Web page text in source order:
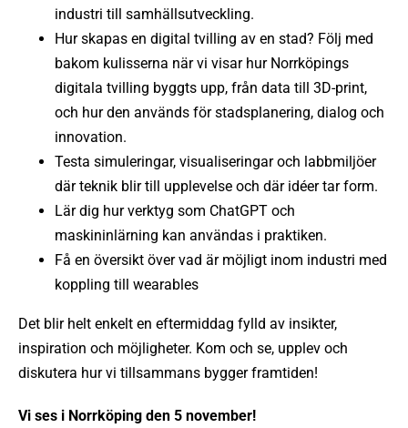
industri till samhällsutveckling.
Hur skapas en digital tvilling av en stad? Följ med
bakom kulisserna när vi visar hur Norrköpings
digitala tvilling byggts upp, från data till 3D-print,
och hur den används för stadsplanering, dialog och
innovation.
Testa simuleringar, visualiseringar och labbmiljöer
där teknik blir till upplevelse och där idéer tar form.
Lär dig hur verktyg som ChatGPT och
maskininlärning kan användas i praktiken.
Få en översikt över vad är möjligt inom industri med
koppling till wearables
Det blir helt enkelt en eftermiddag fylld av insikter,
inspiration och möjligheter. Kom och se, upplev och
diskutera hur vi tillsammans bygger framtiden!
Vi ses i Norrköping den 5 november!